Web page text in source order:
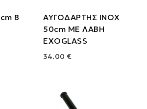
8
ΑΥΓΟΔΑΡΤΗΣ ΙΝΟΧ
50cm ΜΕ ΛΑΒΗ
EXOGLASS
34.00 €